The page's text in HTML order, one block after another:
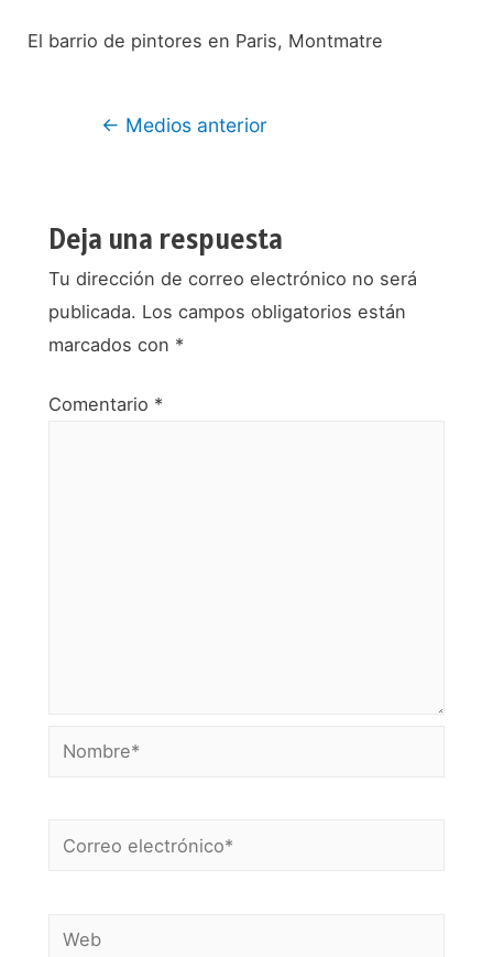
El barrio de pintores en Paris, Montmatre
Navegación
← Medios anterior
Deja una respuesta
Tu dirección de correo electrónico no será
publicada. Los campos obligatorios están
marcados con *
Comentario *
Nombre*
Correo
Web